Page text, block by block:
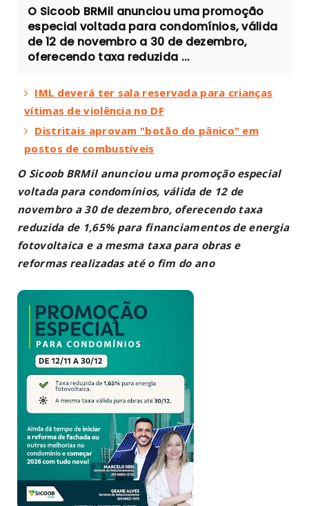
O Sicoob BRMil anunciou uma promoção
especial voltada para condomínios, válida
de 12 de novembro a 30 de dezembro,
oferecendo taxa reduzida ...
IML deverá ter sala reservada para crianças
vítimas de violência no DF
Distritais aprovam "botão do pânico" em
postos de combustíveis
O Sicoob BRMil anunciou uma promoção especial
voltada para condomínios, válida de 12 de
novembro a 30 de dezembro, oferecendo taxa
reduzida de 1,65% para financiamentos de energia
fotovoltaica e a mesma taxa para obras e
reformas realizadas até o fim do ano